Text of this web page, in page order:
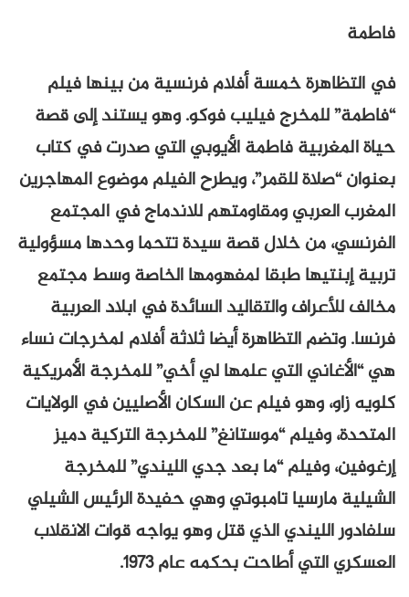
فاطمة
في التظاهرة خمسة أفلام فرنسية من بينها فيلم
“فاطمة” للمخرج فيليب فوكو. وهو يستند إلى قصة
حياة المغربية فاطمة الأيوبي التي صدرت في كتاب
بعنوان “صلاة للقمر”، ويطرح الفيلم موضوع المهاجرين
المغرب العربي ومقاومتهم للاندماج في المجتمع
الفرنسي، من خلال قصة سيدة تتحما وحدها مسؤولية
تربية إبنتيها طبقا لمفهومها الخاصة وسط مجتمع
مخالف للأعراف والتقاليد السائدة في ابلاد العربية
فرنسا. وتضم التظاهرة أيضا ثلاثة أفلام لمخرجات نساء
هي “الأغاني التي علمها لي أخي” للمخرجة الأمريكية
كلويه زاو، وهو فيلم عن السكان الأصليين في الولايات
المتحدة، وفيلم “موستانغ” للمخرجة التركية دميز
إرغوفين، وفيلم “ما بعد جدي الليندي” للمخرجة
الشيلية مارسيا تامبوتي وهي حفيدة الرئيس الشيلي
سلفادور الليندي الذي قتل وهو يواجه قوات الانقلاب
العسكري التي أطاحت بحكمه عام 1973.